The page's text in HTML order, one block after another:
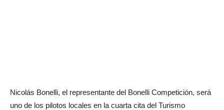
Nicolás Bonelli, el representante del Bonelli Competición, será
uno de los pilotos locales en la cuarta cita del Turismo